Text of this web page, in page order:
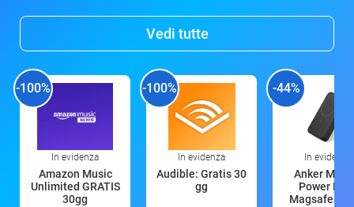
Vedi tutte
-100%
In evidenza
Amazon Music
Unlimited GRATIS
30gg
-100%
In evidenza
Audible: Gratis 30
gg
-44%
In evidenza
Anker
Power
Magsafe